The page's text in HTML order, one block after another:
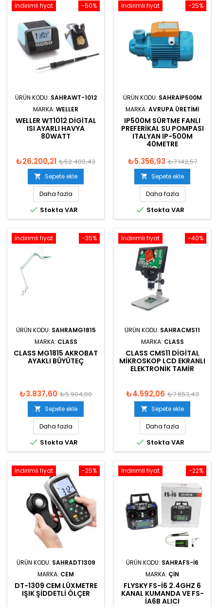
-50%
İndirimli fiyat
ÜRÜN KODU: SAHRAWT-1012
MARKA: WELLER
WELLER WT1012 DIGITAL
ISI AYARLI HAVYA
80WATT
₺26.200,21 ₺52.400,43
 Sepete ekle
Daha fazla
 Stokta VAR
-25%
İndirimli fiyat
ÜRÜN KODU: SAHRAIP500M
MARKA: AVRUPA ÜRETIMI
IP500M SÜRTME FANLI
PREFERIKAL SU POMPASI
ITALYAN IP-500M
40METRE
₺5.356,93 ₺7.142,57
 Sepete ekle
Daha fazla
 Stokta VAR
-35%
İndirimli fiyat
ÜRÜN KODU: SAHRAMG1815
MARKA: CLASS
CLASS MG1815 AKROBAT
AYAKLI BÜYÜTEÇ
₺3.837,60 ₺5.904,00
 Sepete ekle
Daha fazla
 Stokta VAR
-40%
İndirimli fiyat
ÜRÜN KODU: SAHRACMS11
MARKA: CLASS
CLASS CMS11 DIGITAL
MIKROSKOP LCD EKRANLI
ELEKTRONIK TAMIR
₺4.592,06 ₺7.653,43
 Sepete ekle
Daha fazla
 Stokta VAR
-25%
İndirimli fiyat
ÜRÜN KODU: SAHRADT1309
MARKA: CEM
DT-1309 CEM LÜXMETRE
IŞIK ŞIDDETLI ÖLÇER
-22%
İndirimli fiyat
ÜRÜN KODU: SAHRAFS-I6
MARKA: ÇIN
FLYSKY FS-I6 2.4GHZ 6
KANAL KUMANDA VE FS-
IA6B ALICI